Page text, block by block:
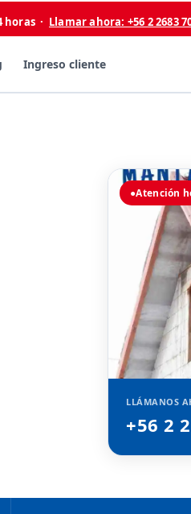
horas · Llamar ahora: +56 2 2683
Ingreso cliente
●Atención
LLÁMANOS
+56 2